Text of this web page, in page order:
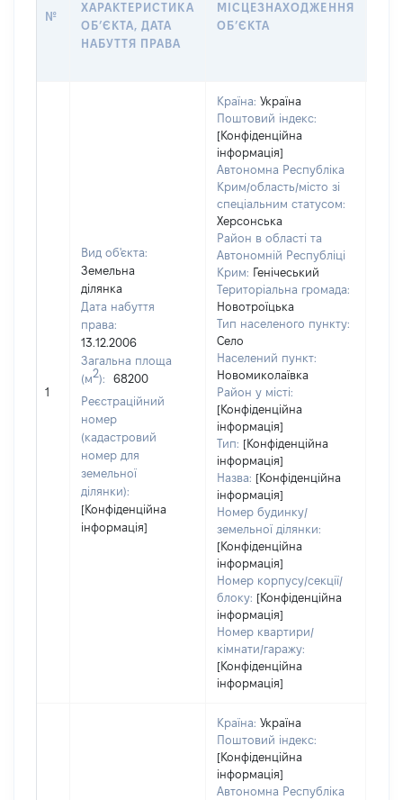
№
ХАРАКТЕРИСТИКА
ОБʼЄКТА, ДАТА
НАБУТТЯ ПРАВА
МІСЦЕЗНАХОДЖЕННЯ
ОБʼЄКТА
1
Вид об'єкта:
Земельна
ділянка
Дата набуття
права:
13.12.2006
Загальна площа
(м2):
68200
Реєстраційний
номер
(кадастровий
номер для
земельної
ділянки):
[Конфіденційна
інформація]
Країна: Україна
Поштовий індекс:
[Конфіденційна
інформація]
Автономна Республіка
Крим/область/місто зі
спеціальним статусом:
Херсонська
Район в області та
Автономній Республіці
Крим: Генічеський
Територіальна громада:
Новотроїцька
Тип населеного пункту:
Село
Населений пункт:
Новомиколаївка
Район у місті:
[Конфіденційна
інформація]
Тип: [Конфіденційна
інформація]
Назва: [Конфіденційна
інформація]
Номер будинку/
земельної ділянки:
[Конфіденційна
інформація]
Номер корпусу/секції/
блоку: [Конфіденційна
інформація]
Номер квартири/
кімнати/гаражу:
[Конфіденційна
інформація]
Країна: Україна
Поштовий індекс:
[Конфіденційна
інформація]
Автономна Республіка